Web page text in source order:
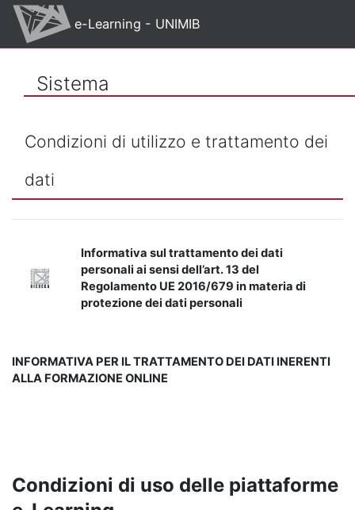
Vai al contenuto principale
e-Learning - UNIMIB
Sistema
Condizioni di utilizzo e trattamento dei
dati
Informativa sul trattamento dei dati
personali ai sensi dell’art. 13 del
Regolamento UE 2016/679 in materia di
protezione dei dati personali
INFORMATIVA PER IL TRATTAMENTO DEI DATI INERENTI
ALLA FORMAZIONE ONLINE
Condizioni di uso delle piattaforme